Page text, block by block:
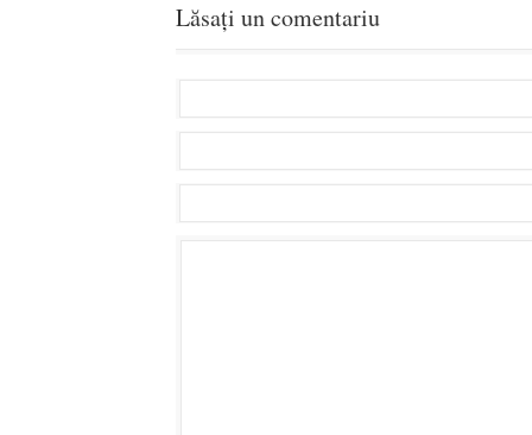
Lăsați un comentariu